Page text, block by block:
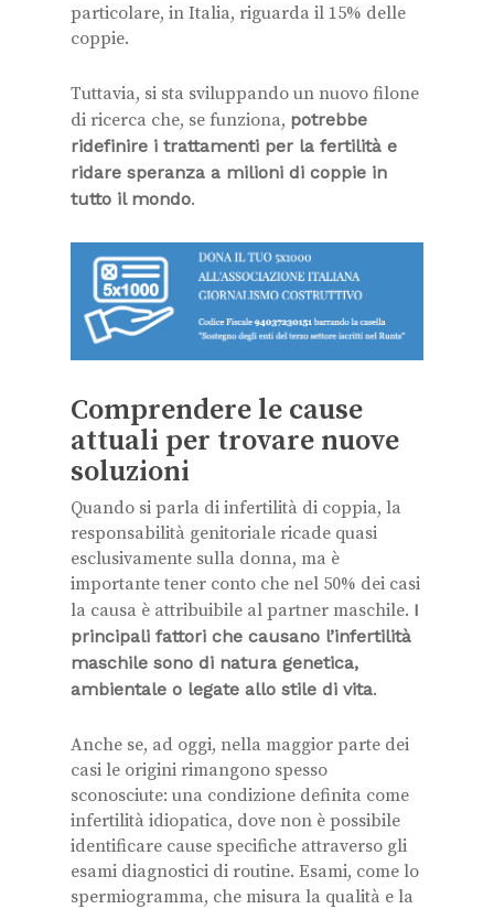
particolare, in Italia, riguarda il 15% delle
coppie.
Tuttavia, si sta sviluppando un nuovo filone
di ricerca che, se funziona, potrebbe
ridefinire i trattamenti per la fertilità e
ridare speranza a milioni di coppie in
tutto il mondo.
Comprendere le cause
attuali per trovare nuove
soluzioni
Quando si parla di infertilità di coppia, la
responsabilità genitoriale ricade quasi
esclusivamente sulla donna, ma è
importante tener conto che nel 50% dei casi
la causa è attribuibile al partner maschile. I
principali fattori che causano l’infertilità
maschile sono di natura genetica,
ambientale o legate allo stile di vita.
Anche se, ad oggi, nella maggior parte dei
casi le origini rimangono spesso
sconosciute: una condizione definita come
infertilità idiopatica, dove non è possibile
identificare cause specifiche attraverso gli
esami diagnostici di routine. Esami, come lo
spermiogramma, che misura la qualità e la